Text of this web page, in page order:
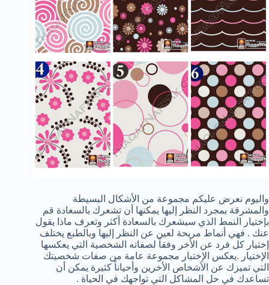
واليوم نعرض عليكم مجموعة من الأشكال البسيطة
والمشرقة بمجرد النظر إليها يمكنها أن تشعرك بالسعادة قم
بإختيار النمط الذي سيشعرك بالسعادة أكثر وتعرف ماذا يقول
عنك . فهي أنماط مريحة لعين عن النظر إليها وبالطبع يختلف
إختيار كل فرد عن الأخر وفقاً لصفاته الشخصية التي يعكسها
الإختيار .يعكس الإختبار مجموعة عامة من صفات شخصيتك
التي تميزك عن الأشخاص الأخرين وأحياناً كثيرة يمكن أن
تساعدك في حل المشاكل التي تواجهك في الحياة .